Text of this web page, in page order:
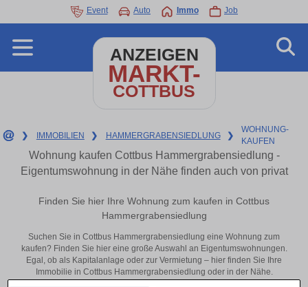
Event Auto Immo Job
ANZEIGEN
MARKT-
COTTBUS
❯ IMMOBILIEN ❯ HAMMERGRABENSIEDLUNG ❯
WOHNUNG-
KAUFEN
Wohnung kaufen Cottbus Hammergrabensiedlung -
Eigentumswohnung in der Nähe finden auch von privat
Finden Sie hier Ihre Wohnung zum kaufen in Cottbus
Hammergrabensiedlung
Suchen Sie in Cottbus Hammergrabensiedlung eine Wohnung zum
kaufen? Finden Sie hier eine große Auswahl an Eigentumswohnungen.
Egal, ob als Kapitalanlage oder zur Vermietung – hier finden Sie Ihre
Immobilie in Cottbus Hammergrabensiedlung oder in der Nähe.